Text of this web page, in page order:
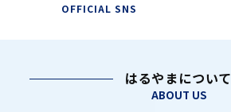
OFFICIAL SNS
はるやまについて
ABOUT US